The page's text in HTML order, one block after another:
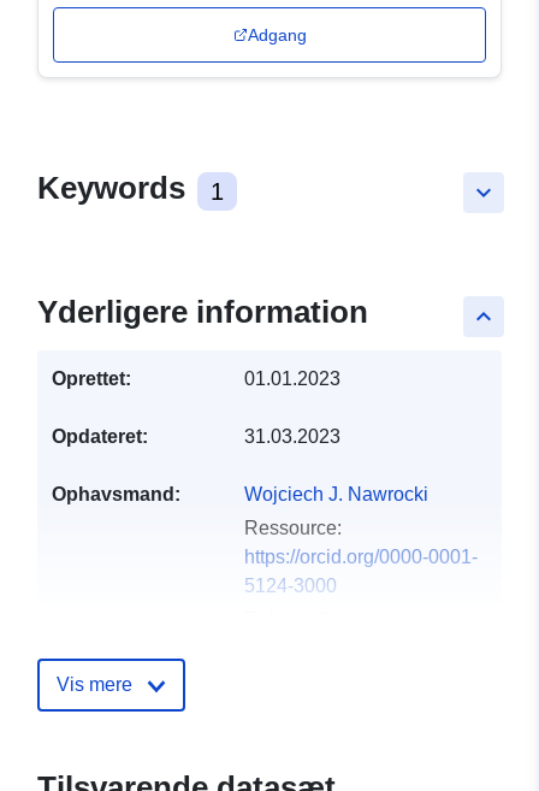
Adgang
keyboard_arrow_down
Keywords 1
keyboard_arrow_up
Yderligere information
Oprettet: 01.01.2023
Opdateret: 31.03.2023
Ophavsmand:
Wojciech J. Nawrocki
Ressource:
https://orcid.org/0000-0001-
5124-3000
Ressource:
Vis mere